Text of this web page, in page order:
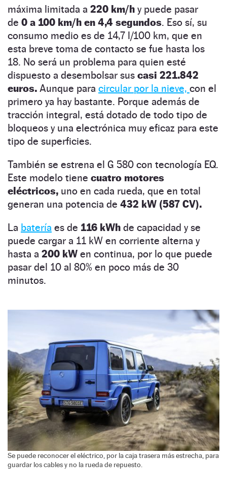
máxima limitada a 220 km/h y puede pasar
de 0 a 100 km/h en 4,4 segundos. Eso sí, su
consumo medio es de 14,7 l/100 km, que en
esta breve toma de contacto se fue hasta los
18. No será un problema para quien esté
dispuesto a desembolsar sus casi 221.842
euros. Aunque para circular por la nieve, con el
primero ya hay bastante. Porque además de
tracción integral, está dotado de todo tipo de
bloqueos y una electrónica muy eficaz para este
tipo de superficies.
También se estrena el G 580 con tecnología EQ.
Este modelo tiene cuatro motores
eléctricos, uno en cada rueda, que en total
generan una potencia de 432 kW (587 CV).
La batería es de 116 kWh de capacidad y se
puede cargar a 11 kW en corriente alterna y
hasta a 200 kW en continua, por lo que puede
pasar del 10 al 80% en poco más de 30
minutos.
Se puede reconocer el eléctrico, por la caja trasera más estrecha, para
guardar los cables y no la rueda de repuesto.